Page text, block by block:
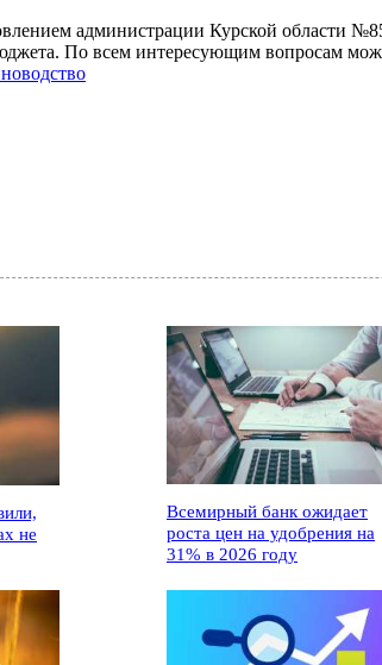
администрации Курской области
По всем интересующим вопросам
не
Всемирный банк ожидает
роста цен на удобрения на
31% в 2026 году